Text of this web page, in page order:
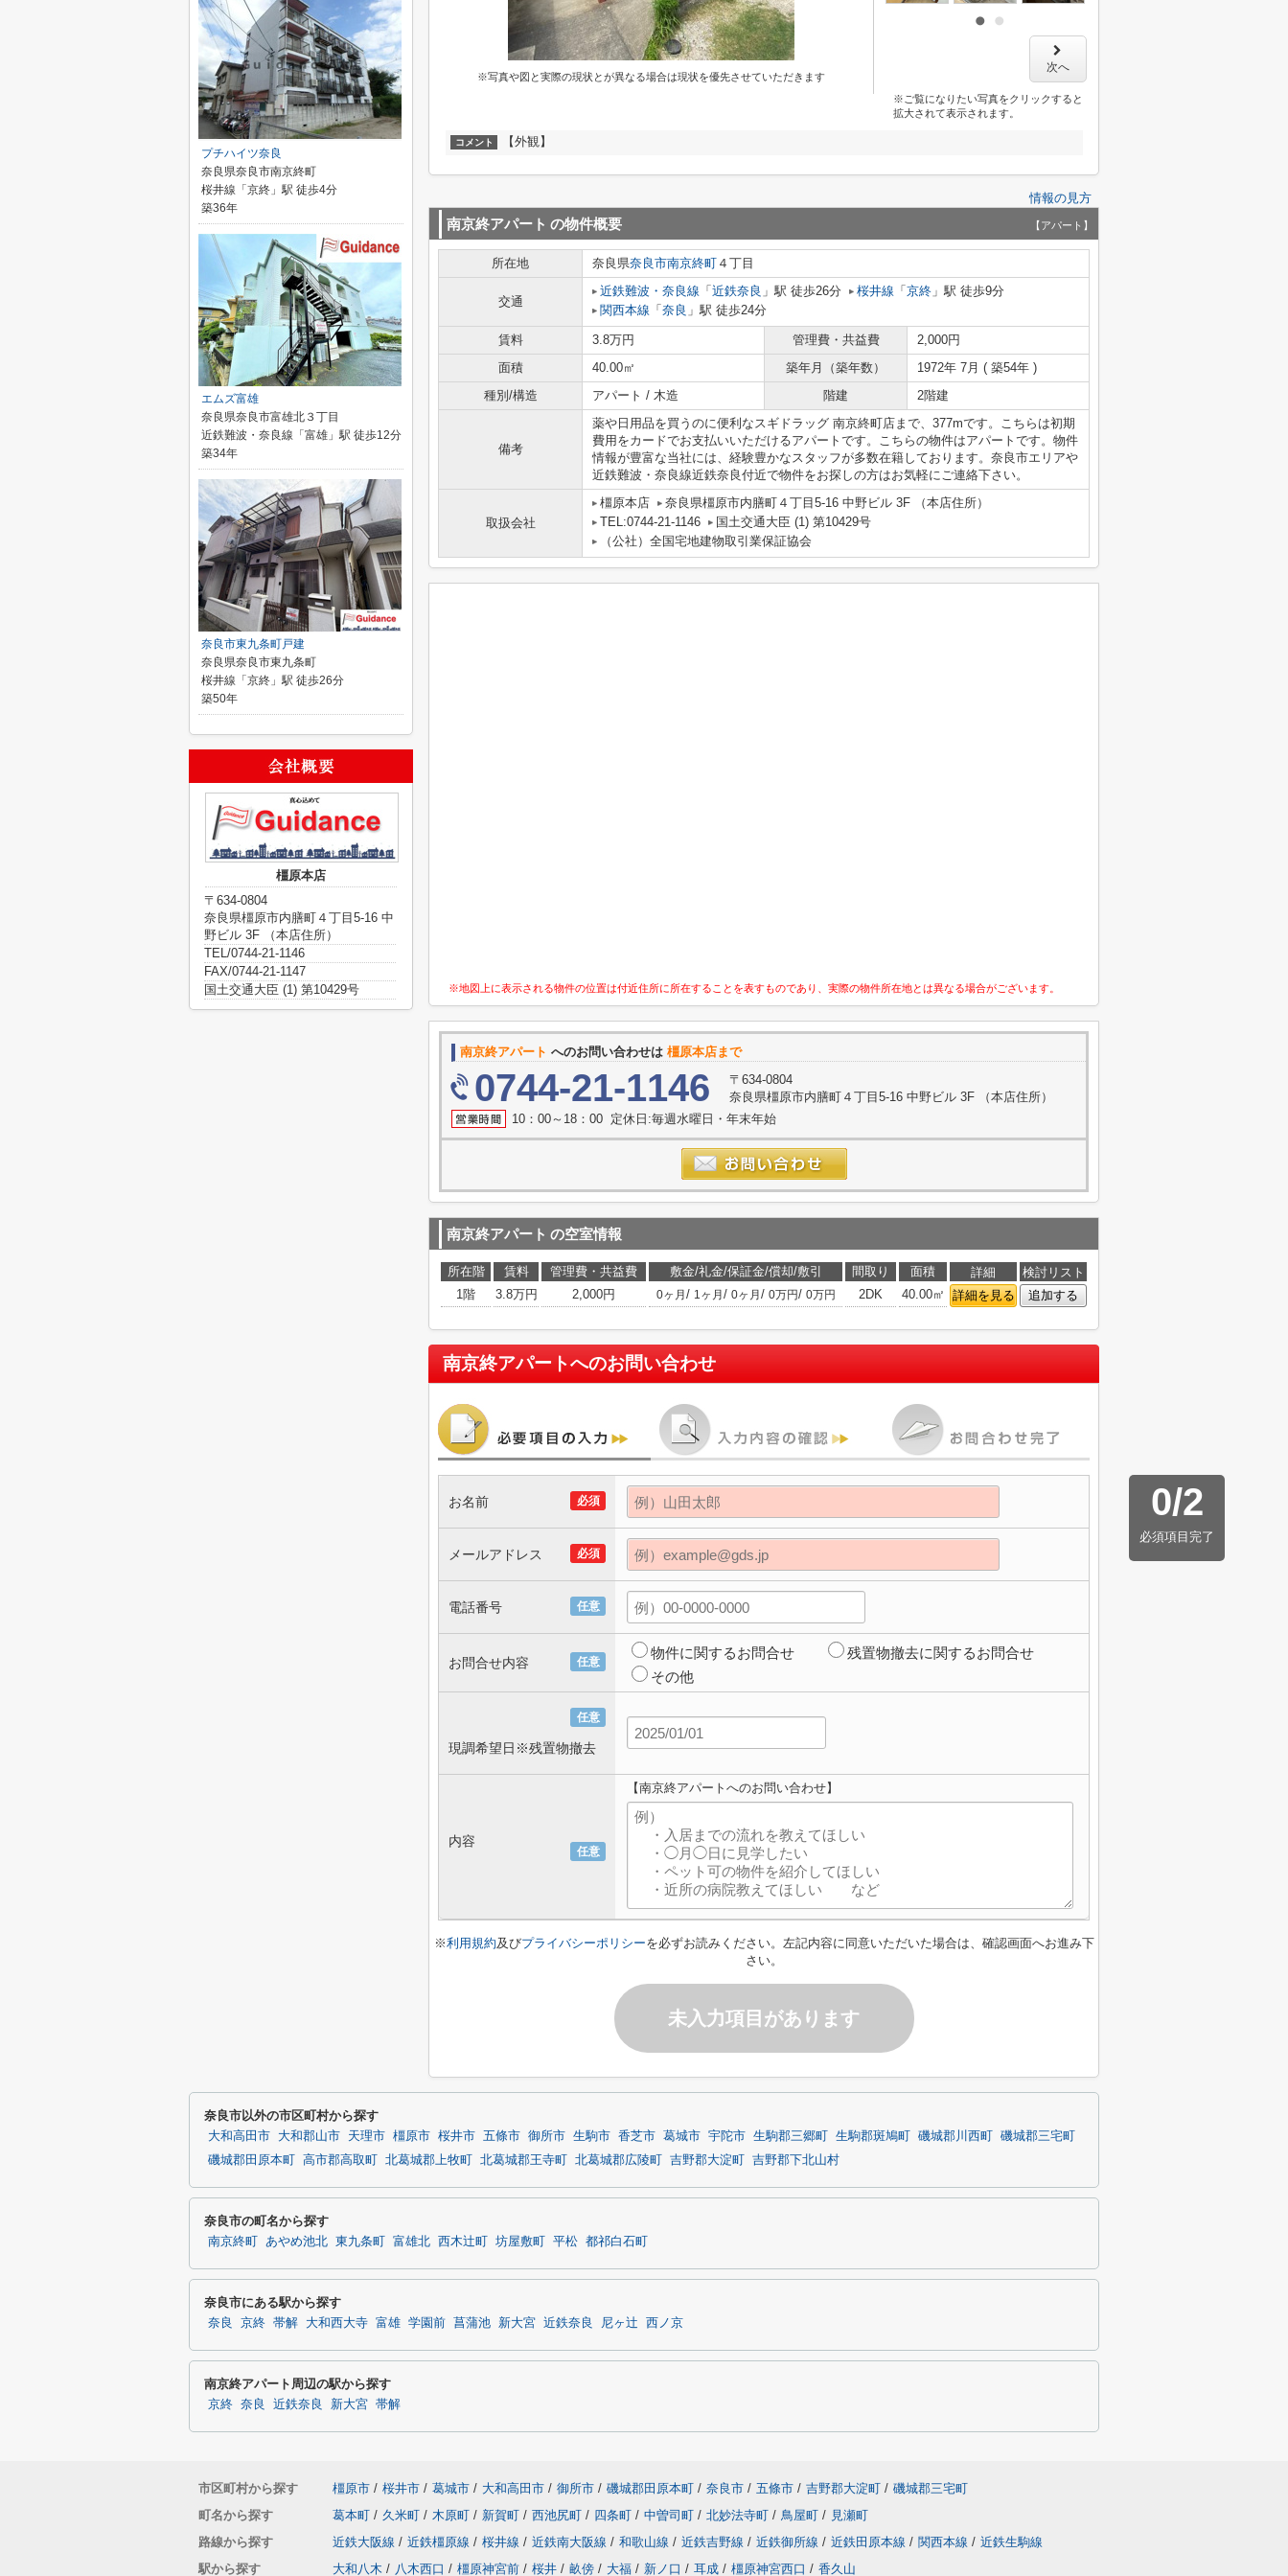
※写真や図と実際の現状とが異なる場合は現状を優先させていただきます
次へ
※ご覧になりたい写真をクリックすると
拡大されて表示されます。
コメント 【外観】
情報の見方
南京終アパート の物件概要 【アパート】
所在地 奈良県奈良市南京終町 ４丁目
交通
近鉄難波・奈良線 「 近鉄奈良 」駅 徒歩26分 桜井線 「 京終 」駅 徒歩9分
関西本線 「 奈良 」駅 徒歩24分
賃料 3.8万円 管理費・共益費
2,000円
面積
40.00㎡ 築年月（築年数）
1972年 7月 ( 築54年 )
種別/構造
アパート / 木造 階建 2階建
備考
薬や日用品を買うのに便利なスギドラッグ 南京終町店まで、377mです。こちらは初期
費用をカードでお支払いいただけるアパートです。こちらの物件はアパートです。物件
情報が豊富な当社には、経験豊かなスタッフが多数在籍しております。奈良市エリアや
近鉄難波・奈良線近鉄奈良付近で物件をお探しの方はお気軽にご連絡下さい。
取扱会社
橿原本店
奈良県橿原市内膳町４丁目5-16 中野ビル 3F （本店住所）
TEL:0744-21-1146
国土交通大臣 (1) 第10429号
（公社）全国宅地建物取引業保証協会
※地図上に表示される物件の位置は付近住所に所在することを表すものであり、実際の物件所在地とは異なる場合がございます。
南京終アパート へのお問い合わせは 橿原本店まで
0744-21-1146
〒634-0804
奈良県橿原市内膳町４丁目5-16 中野ビル 3F （本店住所）
10：00～18：00 定休日:毎週水曜日・年末年始
南京終アパート の空室情報
所在階 賃料 管理費・共益費 敷金/礼金/保証金/償却/敷引 間取り 面積 詳細
検討リスト
1階
3.8万円 2,000円 0ヶ月 / 1ヶ月 / 0ヶ月 / 0万円/ 0万円 2DK 40.00㎡ 詳細を見る 追加する
南京終アパートへのお問い合わせ
0/2
必須項目完了
必須
お名前
必須
メールアドレス
任意
電話番号
任意
お問合せ内容
物件に関するお問合せ
残置物撤去に関するお問合せ
その他
任意
現調希望日※残置物撤去
任意
内容
【南京終アパートへのお問い合わせ】
※利用規約及びプライバシーポリシーを必ずお読みください。左記内容に同意いただいた場合は、確認画面へお進み下
さい。
未入力項目があります
プチハイツ奈良
奈良県奈良市南京終町
桜井線「京終」駅 徒歩4分
築36年
エムズ富雄
奈良県奈良市富雄北３丁目
近鉄難波・奈良線「富雄」駅 徒歩12分
築34年
奈良市東九条町戸建
奈良県奈良市東九条町
桜井線「京終」駅 徒歩26分
築50年
橿原本店
〒634-0804
奈良県橿原市内膳町４丁目5-16 中
野ビル 3F （本店住所）
TEL/0744-21-1146
FAX/0744-21-1147
国土交通大臣 (1) 第10429号
奈良市以外の市区町村から探す
大和高田市 大和郡山市 天理市 橿原市 桜井市 五條市 御所市 生駒市 香芝市 葛城市 宇陀市 生駒郡三郷町 生駒郡斑鳩町 磯城郡川西町
磯城郡三宅町
磯城郡田原本町
高市郡高取町 北葛城郡上牧町 北葛城郡王寺町 北葛城郡広陵町 吉野郡大淀町 吉野郡下北山村
奈良市の町名から探す
南京終町 あやめ池北 東九条町 富雄北 西木辻町 坊屋敷町 平松 都祁白石町
奈良市にある駅から探す
奈良 京終 帯解 大和西大寺 富雄 学園前 菖蒲池 新大宮 近鉄奈良 尼ヶ辻 西ノ京
南京終アパート周辺の駅から探す
京終 奈良 近鉄奈良 新大宮 帯解
市区町村から探す 橿原市 / 桜井市 / 葛城市 / 大和高田市 / 御所市 / 磯城郡田原本町 / 奈良市 / 五條市 / 吉野郡大淀町 / 磯城郡三宅町
町名から探す
葛本町 / 久米町 / 木原町 / 新賀町 / 西池尻町 / 四条町 / 中曽司町 / 北妙法寺町 / 鳥屋町 / 見瀬町
路線から探す
近鉄大阪線 / 近鉄橿原線 / 桜井線 / 近鉄南大阪線 / 和歌山線 / 近鉄吉野線 / 近鉄御所線 / 近鉄田原本線 / 関西本線 / 近鉄生駒線
駅から探す
大和八木 / 八木西口 / 橿原神宮前 / 桜井 / 畝傍 / 大福 / 新ノ口 / 耳成 / 橿原神宮西口 / 香久山